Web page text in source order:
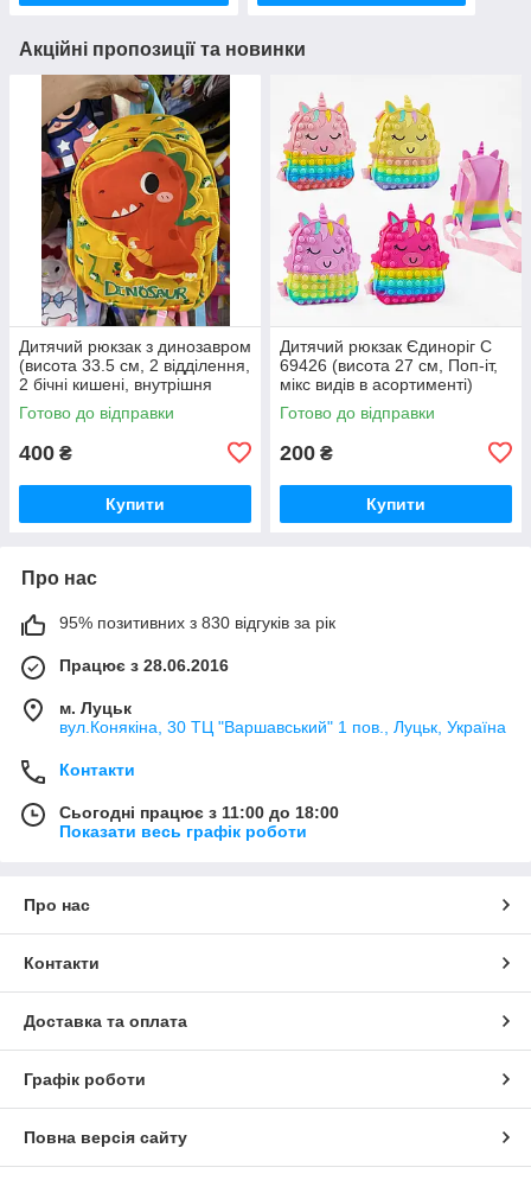
Акційні пропозиції та новинки
Дитячий рюкзак з динозавром
(висота 33.5 см, 2 відділення,
2 бічні кишені, внутрішня
кишеня) C 68151d
Готово до відправки
400 ₴
Купити
Дитячий рюкзак Єдиноріг C
69426 (висота 27 см, Поп-іт,
мікс видів в асортименті)
Готово до відправки
200 ₴
Купити
Про нас
95% позитивних з 830 відгуків за рік
Працює з 28.06.2016
м. Луцьк
вул.Конякіна, 30 ТЦ "Варшавський" 1 пов., Луцьк, Україна
Контакти
Сьогодні працює з 11:00 до 18:00
Показати весь графік роботи
Про нас
Контакти
Доставка та оплата
Графік роботи
Повна версія сайту